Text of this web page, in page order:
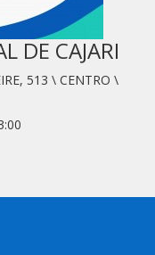
DE CAJARI
513 \ CENTRO \